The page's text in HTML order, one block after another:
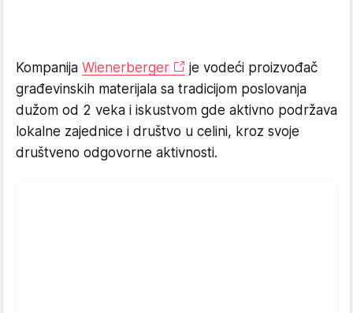
Kompanija Wienerberger
je vodeći proizvođač
građevinskih materijala sa tradicijom poslovanja
dužom od 2 veka i iskustvom gde aktivno podržava
lokalne zajednice i društvo u celini, kroz svoje
društveno odgovorne aktivnosti.